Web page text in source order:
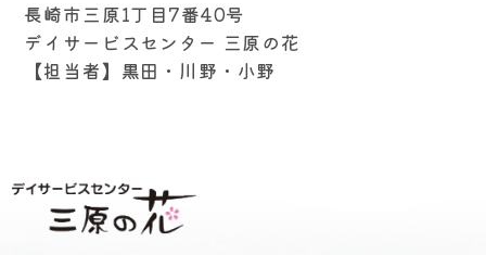
長崎市三原1丁目7番40号
デイサービスセンター 三原の花
【担当者】黒田・川野・小野